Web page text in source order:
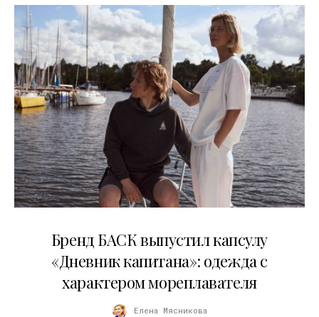
Бренд БАСК выпустил капсулу
«Дневник капитана»: одежда с
характером мореплавателя
Елена Мясникова